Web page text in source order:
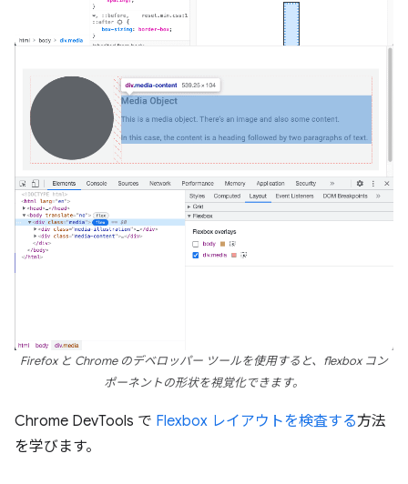
Firefox と Chrome のデベロッパー ツールを使用すると、flexbox コン
ポーネントの形状を視覚化できます。
Chrome DevTools で Flexbox レイアウトを検査する方法
を学びます。